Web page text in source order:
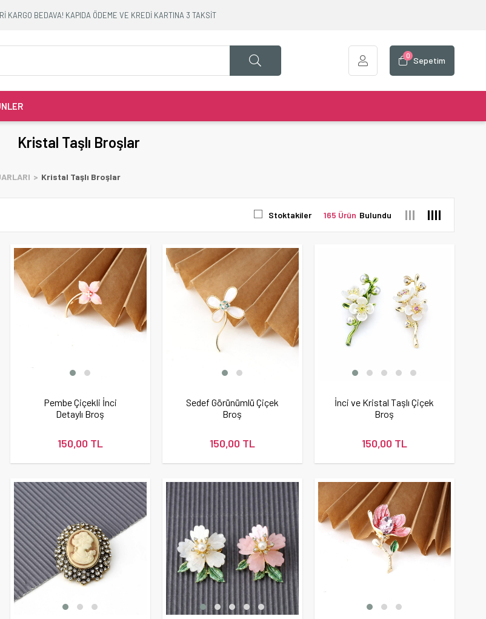
KARGO BEDAVA! KAPIDA ÖDEME VE KREDİ KARTINA 3 TAKSİT
Sepetim
0
Kristal Taşlı Broşlar
Kristal Taşlı Broşlar
Stoktakiler 165 Ürün
Pembe Çiçekli İnci
Detaylı Broş
150,00 TL
Sedef Görünümlü Çiçek
Broş
150,00 TL
İnci ve Kristal Taşlı Çiçek
Broş
150,00 TL